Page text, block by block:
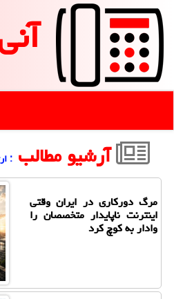
آرشیو مطالب :
مرگ دورکاری در ایران وقتی
اینترنت ناپایدار متخصصان را
وادار به کوچ کرد